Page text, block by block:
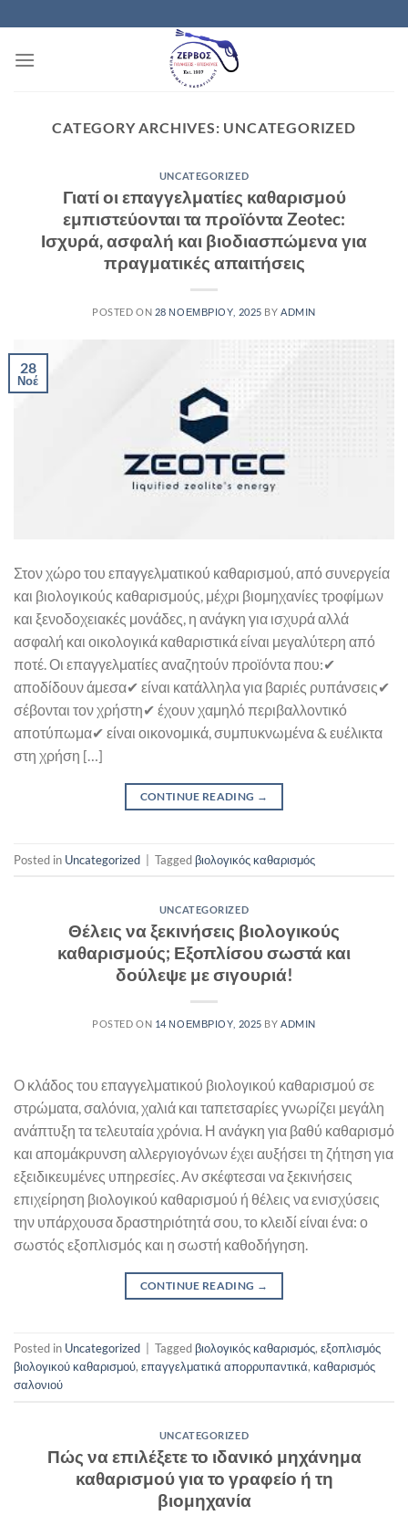
στο
περιεχόμενο
CATEGORY ARCHIVES: UNCATEGORIZED
UNCATEGORIZED
Γιατί οι επαγγελματίες καθαρισμού
εμπιστεύονται τα προϊόντα Zeotec:
Ισχυρά, ασφαλή και βιοδιασπώμενα για
πραγματικές απαιτήσεις
POSTED ON 28 ΝΟΕΜΒΡΊΟΥ, 2025 BY ADMIN
28
Νοέ
Στον χώρο του επαγγελματικού καθαρισμού, από συνεργεία
και βιολογικούς καθαρισμούς, μέχρι βιομηχανίες τροφίμων
και ξενοδοχειακές μονάδες, η ανάγκη για ισχυρά αλλά
ασφαλή και οικολογικά καθαριστικά είναι μεγαλύτερη από
ποτέ. Οι επαγγελματίες αναζητούν προϊόντα που:✔
αποδίδουν άμεσα✔ είναι κατάλληλα για βαριές ρυπάνσεις✔
σέβονται τον χρήστη✔ έχουν χαμηλό περιβαλλοντικό
αποτύπωμα✔ είναι οικονομικά, συμπυκνωμένα & ευέλικτα
στη χρήση […]
CONTINUE READING →
Posted in Uncategorized Tagged βιολογικός καθαρισμός
UNCATEGORIZED
Θέλεις να ξεκινήσεις βιολογικούς
καθαρισμούς; Εξοπλίσου σωστά και
δούλεψε με σιγουριά!
POSTED ON 14 ΝΟΕΜΒΡΊΟΥ, 2025 BYADMIN
Ο κλάδος του επαγγελματικού βιολογικού καθαρισμού σε
στρώματα, σαλόνια, χαλιά και ταπετσαρίες γνωρίζει μεγάλη
ανάπτυξη τα τελευταία χρόνια. Η ανάγκη για βαθύ καθαρισμό
και απομάκρυνση αλλεργιογόνων έχει αυξήσει τη ζήτηση για
εξειδικευμένες υπηρεσίες. Αν σκέφτεσαι να ξεκινήσεις
επιχείρηση βιολογικού καθαρισμού ή θέλεις να ενισχύσεις
την υπάρχουσα δραστηριότητά σου, το κλειδί είναι ένα: ο
σωστός εξοπλισμός και η σωστή καθοδήγηση.
CONTINUE READING →
Posted in Uncategorized Tagged βιολογικός καθαρισμός, εξοπλισμός
βιολογικού καθαρισμού, επαγγελματικά απορρυπαντικά, καθαρισμός
σαλονιού
UNCATEGORIZED
Πώς να επιλέξετε το ιδανικό μηχάνημα
καθαρισμού για το γραφείο ή τη
βιομηχανία